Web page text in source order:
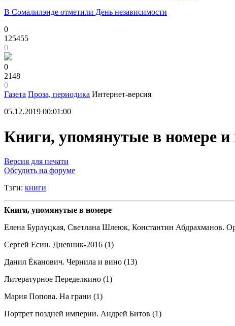
В Сомалилэнде отметили День независимости
0
125455
0
0
2148
0
Газета Проза, периодика Интернет-версия
05.12.2019 00:01:00
Книги, упомянутые в номере
Версия для печати
Обсудить на форуме
Тэги: книги
Книги, упомянутые в номере
Елена Бурлуцкая, Светлана Шлеюк, Константин Абдрахманов.
Сергей Есин. Дневник-2016 (1)
Данил Ёканович. Чернила и вино (13)
Литературное Переделкино (1)
Мария Попова. На грани (1)
Портрет поздней империи. Андрей Битов (1)